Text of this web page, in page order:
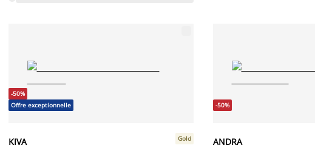
-50%
Offre exceptionnelle
KIVA
Gold
-50%
ANDRA